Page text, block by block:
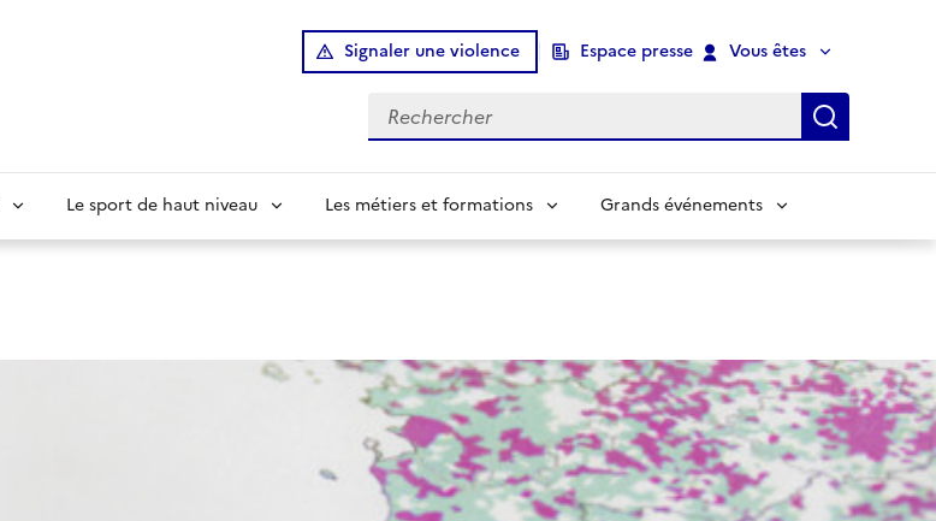
Signaler une violence Espace presse Vous êtes
Rechercher
Le sport de haut niveau Les métiers et formations Grands événements